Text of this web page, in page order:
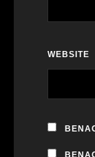
WEBSITE